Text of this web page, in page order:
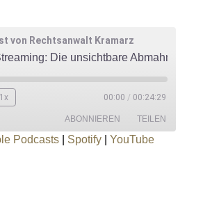
von Rechtsanwalt Kramarz
Die unsichtbare Abmahnfalle
1x 00:00 / 00:24:29
ABONNIEREN TEILEN
Podcasts| Spotify| YouTube